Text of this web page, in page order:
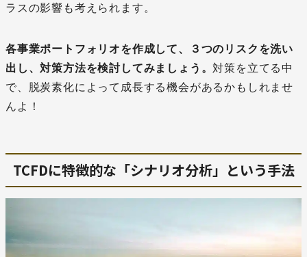
ラスの影響も考えられます。
各事業ポートフォリオを作成して、３つのリスクを洗い
出し、対策方法を検討してみましょう。 対策を立てる中
で、脱炭素化によって成長する機会があるかもしれませ
んよ！
TCFDに特徴的な「シナリオ分析」という手法